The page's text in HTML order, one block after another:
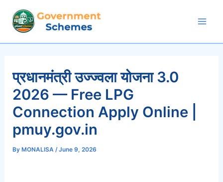
content
प्रधानमंत्री उज्ज्वला योजना 3.0
2026 — Free LPG
Connection Apply Online |
pmuy.gov.in
By MONALISA/June 9, 2026